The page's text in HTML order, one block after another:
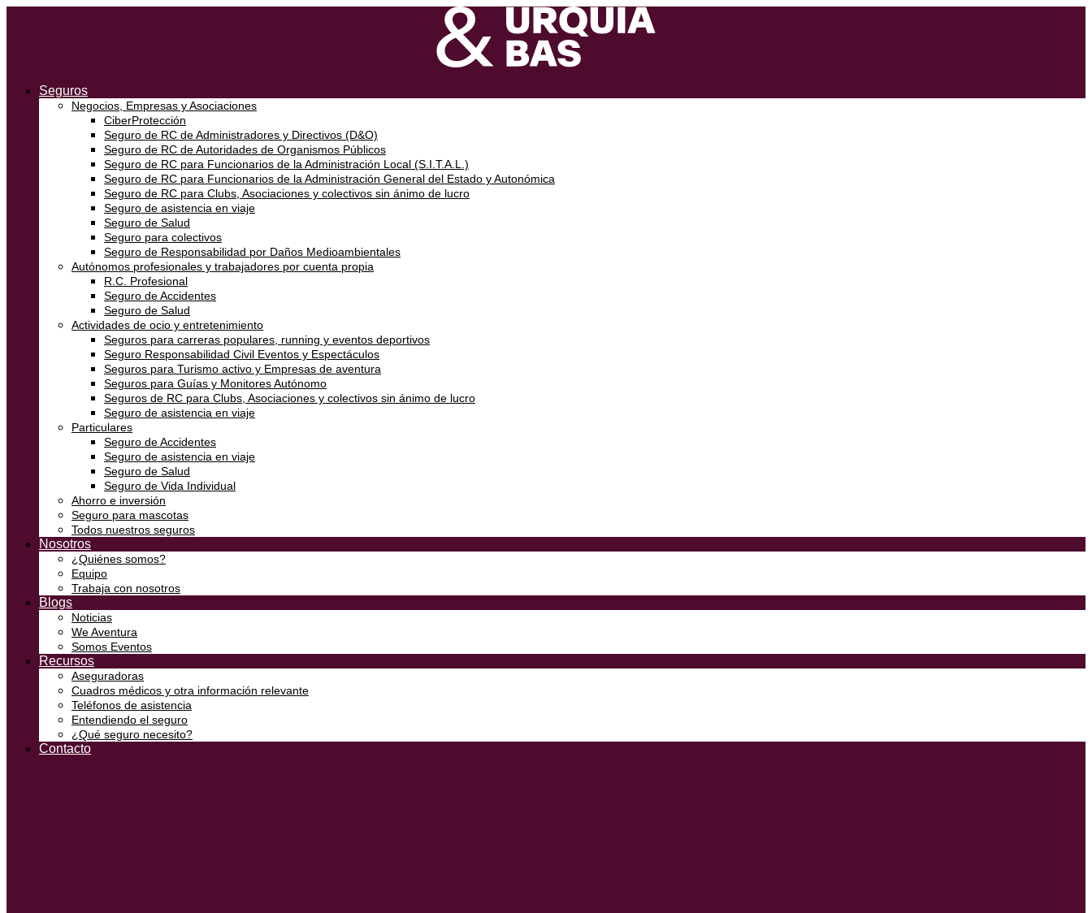
Seguros
Negocios, Empresas y Asociaciones
CiberProtección
Seguro de RC de Administradores y Directivos (D&O)
Seguro de RC de Autoridades de Organismos Públicos
Seguro de RC para Funcionarios de la Administración Local (S.I.T.A.L.)
Seguro de RC para Funcionarios de la Administración General del Estado y Autonómica
Seguro de RC para Clubs, Asociaciones y colectivos sin ánimo de lucro
Seguro de asistencia en viaje
Seguro de Salud
Seguro para colectivos
Seguro de Responsabilidad por Daños Medioambientales
Autónomos profesionales y trabajadores por cuenta propia
R.C. Profesional
Seguro de Accidentes
Seguro de Salud
Actividades de ocio y entretenimiento
Seguros para carreras populares, running y eventos deportivos
Seguro Responsabilidad Civil Eventos y Espectáculos
Seguros para Turismo activo y Empresas de aventura
Seguros para Guías y Monitores Autónomo
Seguros de RC para Clubs, Asociaciones y colectivos sin ánimo de lucro
Seguro de asistencia en viaje
Particulares
Seguro de Accidentes
Seguro de asistencia en viaje
Seguro de Salud
Seguro de Vida Individual
Ahorro e inversión
Seguro para mascotas
Todos nuestros seguros
Nosotros
¿Quiénes somos?
Equipo
Trabaja con nosotros
Blogs
Noticias
We Aventura
Somos Eventos
Recursos
Aseguradoras
Cuadros médicos y otra información relevante
Teléfonos de asistencia
Entendiendo el seguro
¿Qué seguro necesito?
Contacto